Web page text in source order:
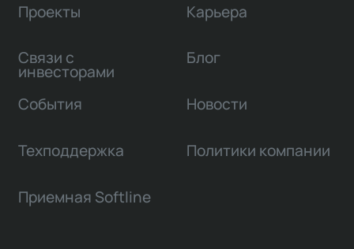
Проекты
Связи с
инвесторами
Карьера
Блог
События Новости
Техподдержка Политики компании
Приемная Softline